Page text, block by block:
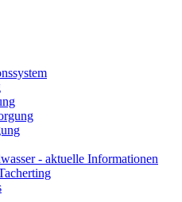
- aktuelle Informationen